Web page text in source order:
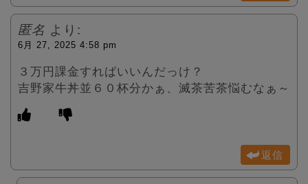
匿名 より:
6月 27, 2025 4:58 pm
３万円課金すればいいんだっけ？
吉野家牛丼並６０杯分かぁ、滅茶苦茶悩むなぁ～
返信